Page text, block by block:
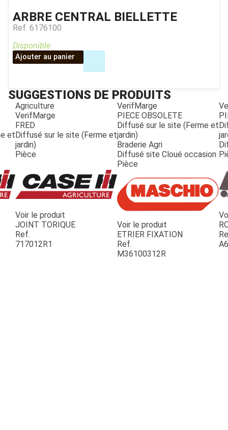
JOUET
ESPACES VERTS
ARBRE CENTRAL BIELLETTE
Ref. 6176100
Disponible
Ajouter au panier
SUGGESTIONS DE PRODUITS
et
Agriculture
VerifMarge
FRED
Diffusé sur le site (Ferme et
jardin)
Pièce
Voir le produit
JOINT TORIQUE
Ref.
717012R1
VerifMarge
PIECE OBSOLETE
Diffusé sur le site (Ferme et
jardin)
Braderie Agri
Diffusé site Cloué occasion
Pièce
Voir le produit
ETRIER FIXATION
Ref.
M36100312R